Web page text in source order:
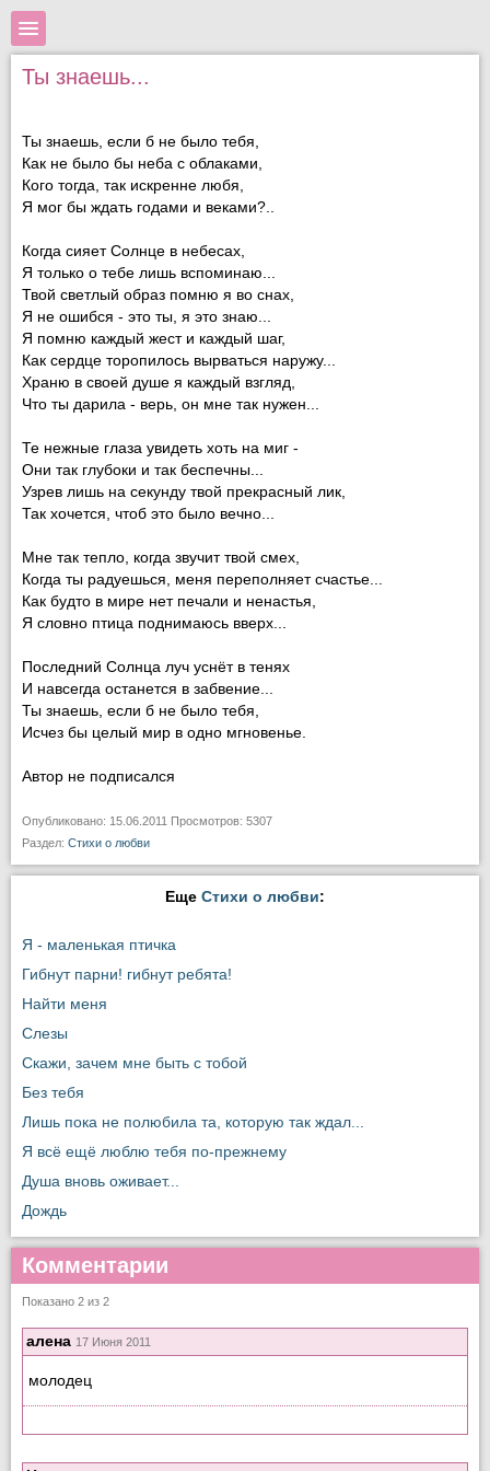
Ты знаешь...
Ты знаешь, если б не было тебя,
Как не было бы неба с облаками,
Кого тогда, так искренне любя,
Я мог бы ждать годами и веками?..
Когда сияет Солнце в небесах,
Я только о тебе лишь вспоминаю...
Твой светлый образ помню я во снах,
Я не ошибся - это ты, я это знаю...
Я помню каждый жест и каждый шаг,
Как сердце торопилось вырваться наружу...
Храню в своей душе я каждый взгляд,
Что ты дарила - верь, он мне так нужен...
Те нежные глаза увидеть хоть на миг -
Они так глубоки и так беспечны...
Узрев лишь на секунду твой прекрасный лик,
Так хочется, чтоб это было вечно...
Мне так тепло, когда звучит твой смех,
Когда ты радуешься, меня переполняет счастье...
Как будто в мире нет печали и ненастья,
Я словно птица поднимаюсь вверх...
Последний Солнца луч уснёт в тенях
И навсегда останется в забвение...
Ты знаешь, если б не было тебя,
Исчез бы целый мир в одно мгновенье.
Автор не подписался
Опубликовано: 15.06.2011 Просмотров: 5307
Раздел: Стихи о любви
Еще Стихи о любви:
Я - маленькая птичка
Гибнут парни! гибнут ребята!
Найти меня
Слезы
Скажи, зачем мне быть с тобой
Без тебя
Лишь пока не полюбила та, которую так ждал...
Я всё ещё люблю тебя по-прежнему
Душа вновь оживает...
Дождь
Комментарии
Показано 2 из 2
алена 17 Июня 2011
молодец